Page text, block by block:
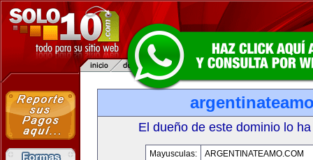
El dueño de este dominio lo
Mayusculas:
ARGENTINATEAMO.COM